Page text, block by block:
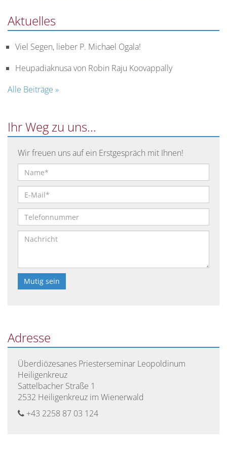
Aktuelles
Viel Segen, lieber P. Michael Ogala!
Heupadiaknusa von Robin Raju Koovappally
Alle Beiträge »
Ihr Weg zu uns...
Wir freuen uns auf ein Erstgespräch mit Ihnen!
leer.
Adresse
Überdiözesanes Priesterseminar Leopoldinum
Heiligenkreuz
Sattelbacher Straße 1
2532 Heiligenkreuz im Wienerwald
+43 2258 87 03 124